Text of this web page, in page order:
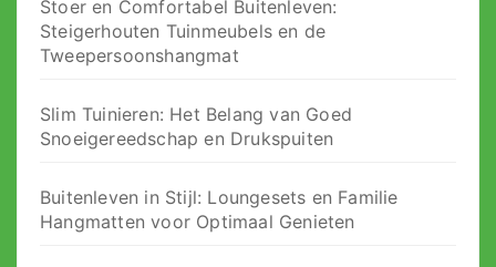
Stoer en Comfortabel Buitenleven:
Steigerhouten Tuinmeubels en de
Tweepersoonshangmat
Slim Tuinieren: Het Belang van Goed
Snoeigereedschap en Drukspuiten
Buitenleven in Stijl: Loungesets en Familie
Hangmatten voor Optimaal Genieten